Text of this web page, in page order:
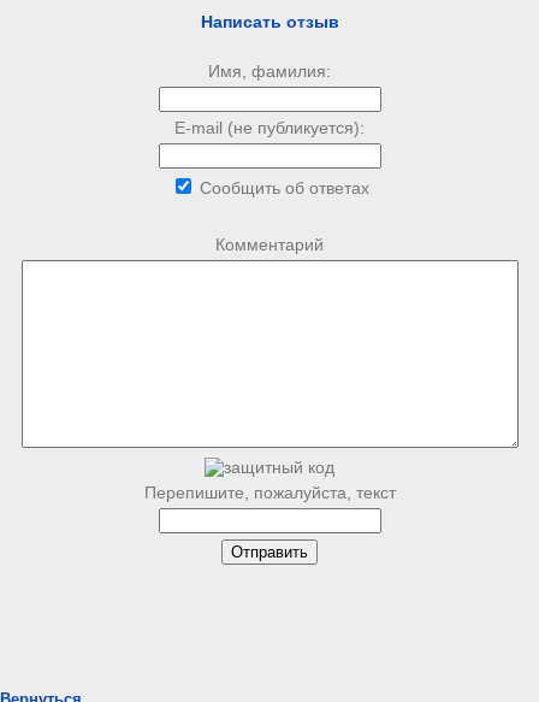
Написать отзыв
Имя, фамилия:
E-mail (не публикуется):
Сообщить об ответах
Комментарий
Перепишите, пожалуйста, текст